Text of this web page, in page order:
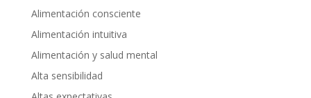
Alimentación consciente
Alimentación intuitiva
Alimentación y salud mental
Alta sensibilidad